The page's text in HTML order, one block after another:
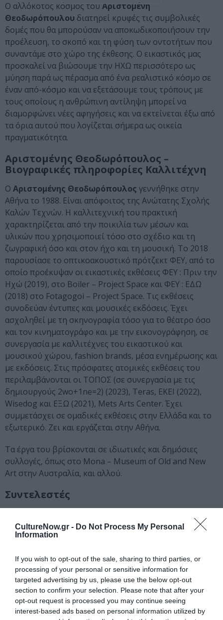
CultureNow.gr - Do Not Process My Personal
Information
If you wish to opt-out of the sale, sharing to third parties, or
processing of your personal or sensitive information for
targeted advertising by us, please use the below opt-out
section to confirm your selection. Please note that after your
opt-out request is processed you may continue seeing
interest-based ads based on personal information utilized by
Ο αλλόκοτος κόσμος του Αριστομένη
Θεοδωρόπουλου διατηρεί κρυφές τις συμβολικές
δομές που θα μπορούσαν να αποκωδικοποιήσουν την
προέλευση, το σκοπό και τη φύση των οντοτήτων που
συναντάμε στο χώρο της έκθεσης. Ο εικαστικός μας
προσκαλεί να βιώσουμε την ΗΧΩ περισσότερο ως
μύηση παρά ως πέρασμα από ένα ρεαλιστικό κόσμο σε
έναν από-κόσμο και να εξετάσουμε τους τρόπους με
τους οποίους η ανθρώπινη αντίληψη μπορεί να
διαμορφώνει νέες αφηγήσεις και να εκτείνεται έξω από
τα όρια αυτού που λογίζεται σήμερα ως οικεία
πραγματικότητα.
Αριστομένης Θεοδωρόπουλος –
Βιογραφικές πληροφορίες Καλλιτέχνη
Ο Αριστομένης Θεοδωρόπουλος γεννήθηκε στην
Αθήνα το 1988. Είναι απόφοιτος της Aνώτατης Σχολής
Καλών Τεχνών. Η καλλιτεχνική του πρακτική
χαρακτηρίζεται από την ποικιλία των μέσων και
υλικών που χρησιμοποιεί τόσο στο σχέδιο και τη
ζωγραφική όσο και στον ήχο και τη μουσική. Το 2018
παρουσίασε το οπτικοακουστικό πρότζεκτ ΦΕΥ, από το
οποίο προέκυψαν οι εικαστικές εκθέσεις ΦΕΥ : Πριν την
Ηχώ (2019), στο Boiler – Project Space και ΦΕΥ : ΕΔΩ
(2018) στο Fotagogoi – Project Space. Τις εκθέσεις
συνοδεύαν έντυπες και μουσικές εκδόσεις. Έχει
ασχοληθεί με τη σκηνογραφία τόσο για το θέατρο όσο
και τον κινηματογράφο και με την εικονογράφηση, σε
συνεργασία με καλλιτέχνες του εικαστικού και
μουσικού χώρου, fashion brands, μέσα ενημέρωσης και
με εκδόσεις. Στις πρόσφατες ατομικές εκθέσεις του
περιλαμβάνονται οι ΤΟΠΟΣ (σε συνεργασία με τις
δημιουργούς 2wo+1ne=2) (2023), Teras, ΕΚΕΙ (2022),
Wisedog και EΞΩ (2021), Mets Arts Center. Έχει
συμμετάσχει σε ομαδικές εκθέσεις στην Ελλάδα και το
εξωτερικό. Ζει και εργάζεται στην Αθήνα.
Τα έργα του βρίσκονται σε ιδιωτικές και δημόσιες
συλλογές, όπως στο Mona – Museum of Old and New
Art στην Αυστραλία, και αλλού.
Συντελεστές
Σχεδιασμός Έκθεσης:Αθηνά Τσιγαρίδα
Επιμέλεια:Φωτεινή Βεργίδου
Κεντρική φωτογραφία θέματος: Αριστομένης
Θεοδωρόπουλος, The Message